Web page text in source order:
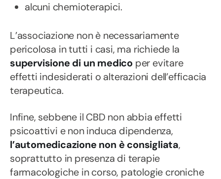
alcuni chemioterapici.
L’associazione non è necessariamente
pericolosa in tutti i casi, ma richiede la
supervisione di un medico per evitare
effetti indesiderati o alterazioni dell’efficacia
terapeutica.
Infine, sebbene il CBD non abbia effetti
psicoattivi e non induca dipendenza,
l’automedicazione non è consigliata,
soprattutto in presenza di terapie
farmacologiche in corso, patologie croniche